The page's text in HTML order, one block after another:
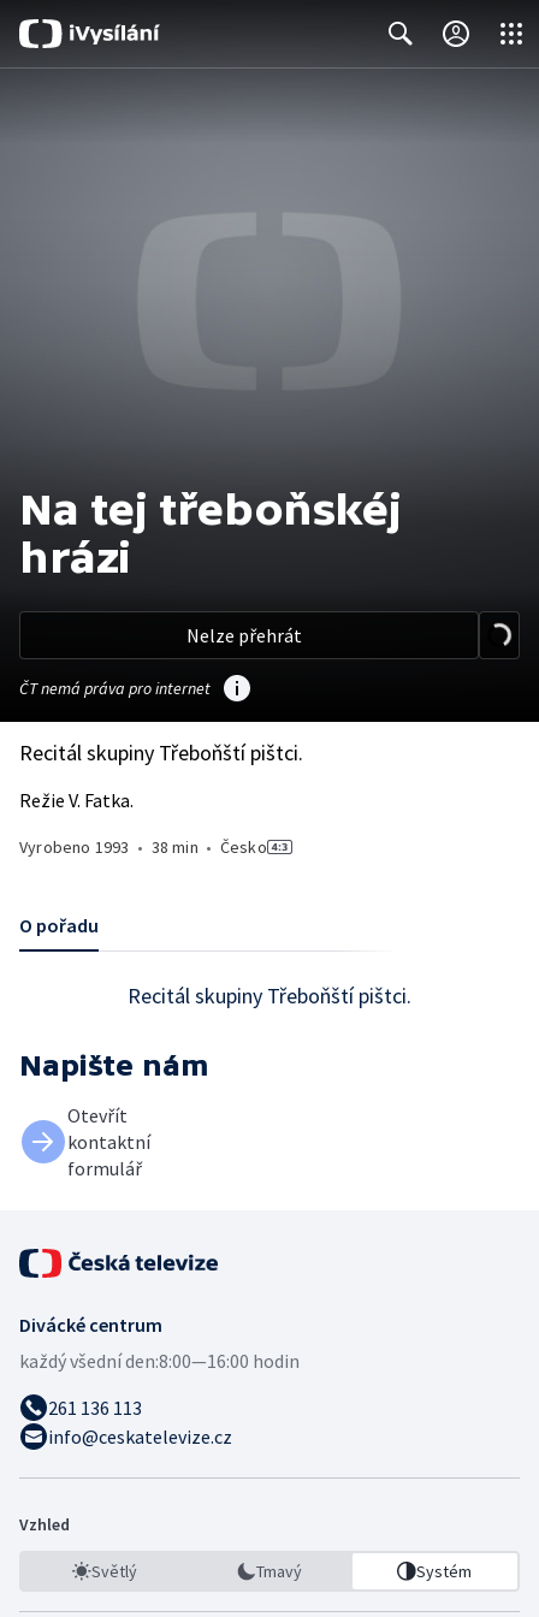
Na tej třeboňskéj
hrázi
Nelze přehrát
ČT nemá práva pro internet
Recitál skupiny Třeboňští pištci.
Režie V. Fatka.
Vyrobeno 1993 • 38 min • Česko
O pořadu
Recitál skupiny Třeboňští pištci.
Napište nám
Otevřít
kontaktní
formulář
Divácké centrum
každý všední den:8:00—16:00 hodin
261 136 113
info@ceskatelevize.cz
Vzhled
Světlý Tmavý Systém